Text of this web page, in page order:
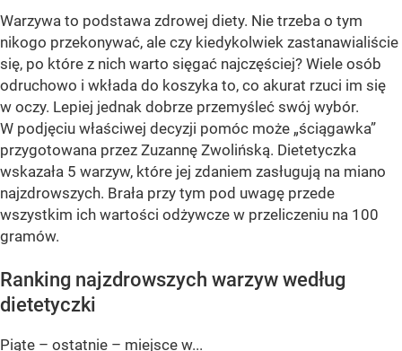
Warzywa to podstawa zdrowej diety. Nie trzeba o tym
nikogo przekonywać, ale czy kiedykolwiek zastanawialiście
się, po które z nich warto sięgać najczęściej? Wiele osób
odruchowo i wkłada do koszyka to, co akurat rzuci im się
w oczy. Lepiej jednak dobrze przemyśleć swój wybór.
W podjęciu właściwej decyzji pomóc może „ściągawka”
przygotowana przez Zuzannę Zwolińską. Dietetyczka
wskazała 5 warzyw, które jej zdaniem zasługują na miano
najzdrowszych. Brała przy tym pod uwagę przede
wszystkim ich wartości odżywcze w przeliczeniu na 100
gramów.
Ranking najzdrowszych warzyw według
dietetyczki
Piąte – ostatnie – miejsce w...